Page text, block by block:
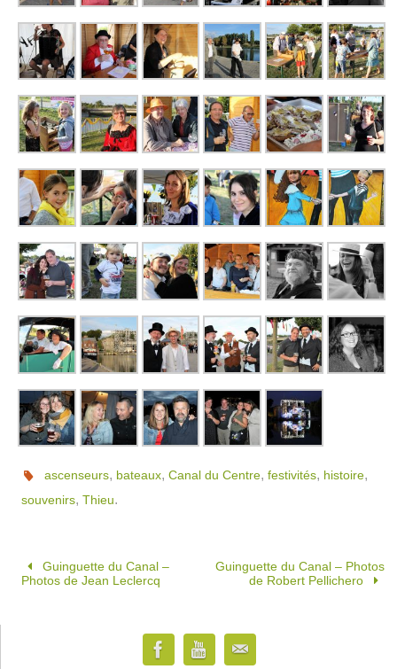
ascenseurs, bateaux,Canal du Centre,festivités, histoire,
souvenirs, Thieu.
Guinguette du Canal –
Photos de Jean Leclercq
Guinguette du Canal – Photos
de Robert Pellichero